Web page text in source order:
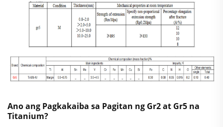
hinahanap-hanap sa maraming aplikasyon.
Ano ang Pagkakaiba sa Pagitan ng Gr2 at Gr5 na
Titanium?